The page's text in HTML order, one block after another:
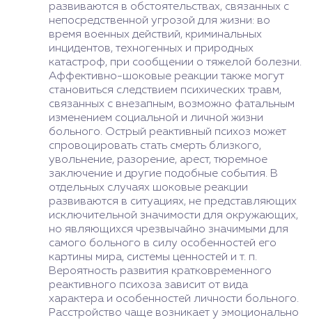
развиваются в обстоятельствах, связанных с
непосредственной угрозой для жизни: во
время военных действий, криминальных
инцидентов, техногенных и природных
катастроф, при сообщении о тяжелой болезни.
Аффективно-шоковые реакции также могут
становиться следствием психических травм,
связанных с внезапным, возможно фатальным
изменением социальной и личной жизни
больного. Острый реактивный психоз может
спровоцировать стать смерть близкого,
увольнение, разорение, арест, тюремное
заключение и другие подобные события. В
отдельных случаях шоковые реакции
развиваются в ситуациях, не представляющих
исключительной значимости для окружающих,
но являющихся чрезвычайно значимыми для
самого больного в силу особенностей его
картины мира, системы ценностей и т. п.
Вероятность развития кратковременного
реактивного психоза зависит от вида
характера и особенностей личности больного.
Расстройство чаще возникает у эмоционально